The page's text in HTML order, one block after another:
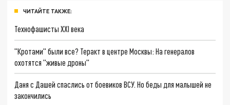
ЧИТАЙТЕ ТАКЖЕ:
Технофашисты XXI века
"Кротами" были все? Теракт в центре Москвы: На генералов
охотятся "живые дроны"
Даня с Дашей спаслись от боевиков ВСУ. Но беды для малышей не
закончились